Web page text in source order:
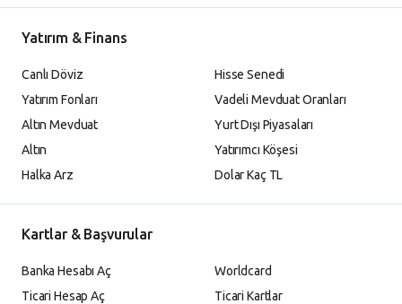
Yatırım & Finans
Canlı Döviz
Yatırım Fonları
Altın Mevduat
Altın
Halka Arz
Hisse Senedi
Vadeli Mevduat Oranları
Yurt Dışı Piyasaları
Yatırımcı Köşesi
Dolar Kaç TL
Kartlar & Başvurular
Banka Hesabı Aç
Ticari Hesap Aç
Worldcard
Ticari Kartlar